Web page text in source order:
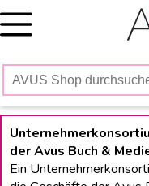
Skip
to
der Avus Buch &
Ein